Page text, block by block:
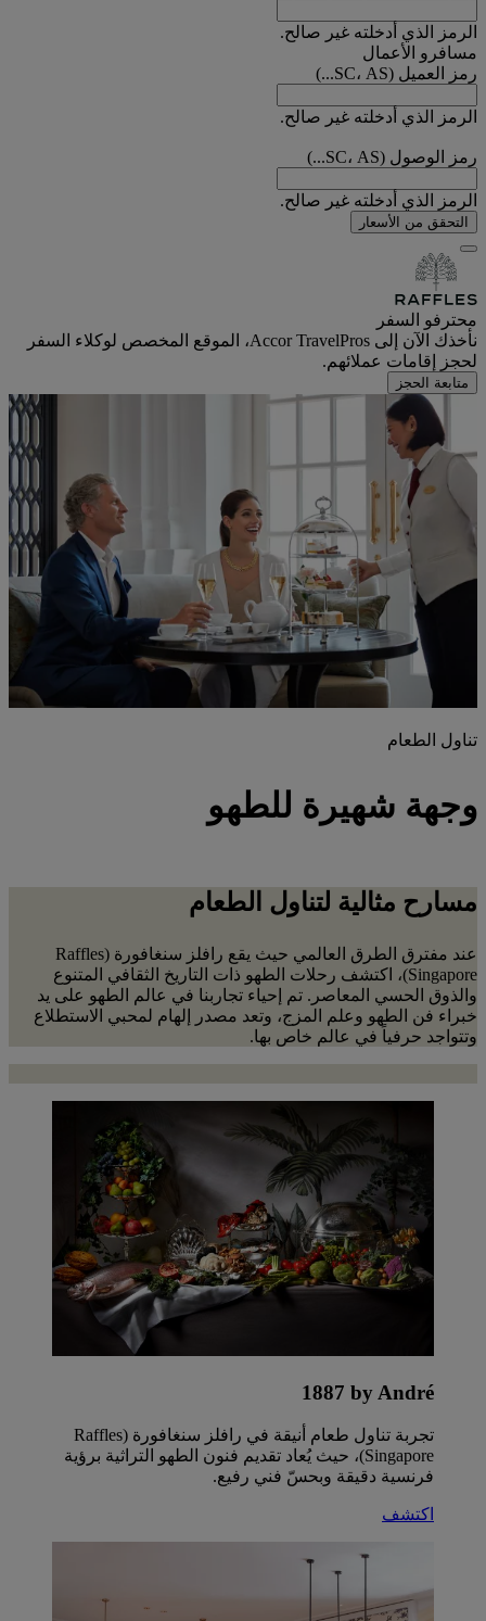
الرمز الذي أدخلته غير صالح.
مسافرو الأعمال
رمز العميل (SC، AS...)
الرمز الذي أدخلته غير صالح.
رمز الوصول (SC، AS...)
الرمز الذي أدخلته غير صالح.
التحقق من الأسعار
محترفو السفر
نأخذك الآن إلى Accor TravelPros، الموقع المخصص لوكلاء السفر
لحجز إقامات عملائهم.
متابعة الحجز
تناول الطعام
وجهة شهيرة للطهو
مسارح مثالية لتناول الطعام
عند مفترق الطرق العالمي حيث يقع رافلز سنغافورة (Raffles
Singapore)، اكتشف رحلات الطهو ذات التاريخ الثقافي المتنوع
والذوق الحسي المعاصر. تم إحياء تجاربنا في عالم الطهو على يد
خبراء فن الطهو وعلم المزج، وتعد مصدر إلهام لمحبي الاستطلاع
وتتواجد حرفياً في عالم خاص بها.
1887‎ by André
تجربة تناول طعام أنيقة في رافلز سنغافورة (Raffles
Singapore)، حيث يُعاد تقديم فنون الطهو التراثية برؤية
فرنسية دقيقة وبحسّ فني رفيع.
اكتشف